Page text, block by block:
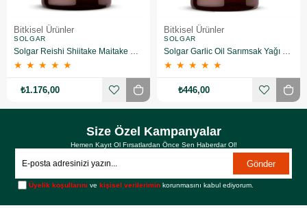
Bitkisel Ürünler
SOLGAR
Solgar Reishi Shiitake Maitake Mushroom Extract 50 Kapsül
★ ★ ★ ★ ★
₺1.176,00
Bitkisel Ürünler
SOLGAR
Solgar Garlic Oil Sarımsak Yağı 100 Kapsül
★ ★ ★ ★ ★
₺446,00
Size Özel Kampanyalar
Hemen Kayıt Ol Fırsatlardan Önce Sen Haberdar Ol!
Gönder
Üyelik koşullarını vekişisel verilerimin korunmasını kabul ediyorum.